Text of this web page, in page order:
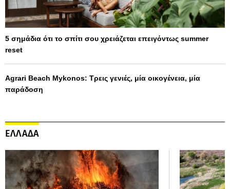
5 σημάδια ότι το σπίτι σου χρειάζεται επειγόντως summer
reset
Agrari Beach Mykonos: Τρεις γενιές, μία οικογένεια, μία
παράδοση
ΕΛΛΑΔΑ